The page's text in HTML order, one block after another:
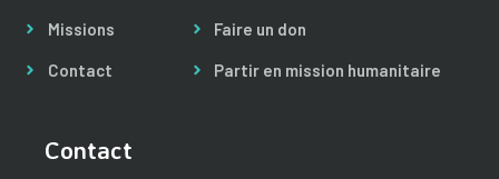
Missions
Contact
Faire un don
Partir en mission humanitaire
Contact